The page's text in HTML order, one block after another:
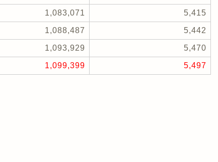
1,083,071 5,415
1,088,487 5,442
1,093,929 5,470
1,099,399 5,497